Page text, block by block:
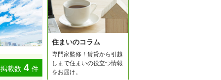
掲載数 4 件
住まいのコラム
専門家監修！賃貸から引越
しまで住まいの役立つ情報
をお届け。